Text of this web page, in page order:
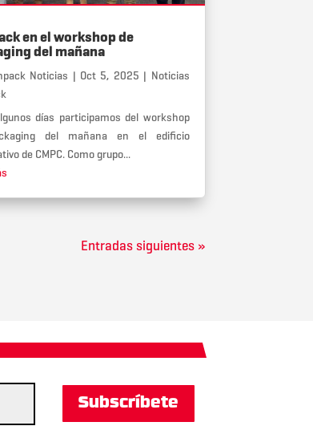
en el workshop de
del mañana
Noticias | Oct 5, 2025 | Noticias
días participamos del workshop
del mañana en el edificio
de CMPC. Como grupo...
Entradas siguientes »
Subscríbete